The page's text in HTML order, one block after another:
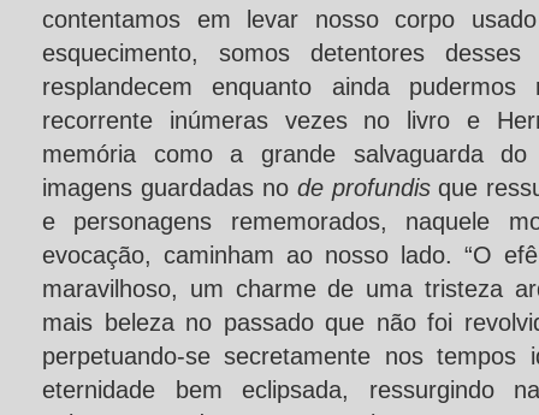
contentamos em levar nosso corpo
esquecimento, somos detentores
resplandecem enquanto ainda
recorrente inúmeras vezes no livro e
memória como a grande salvaguarda
imagens guardadas no de profundisque
e personagens rememorados, naquele
evocação, caminham ao nosso lado. “O
maravilhoso, um charme de uma tristeza
mais beleza no passado que não foi
perpetuando-se secretamente nos tempos
eternidade bem eclipsada, ressurgindo